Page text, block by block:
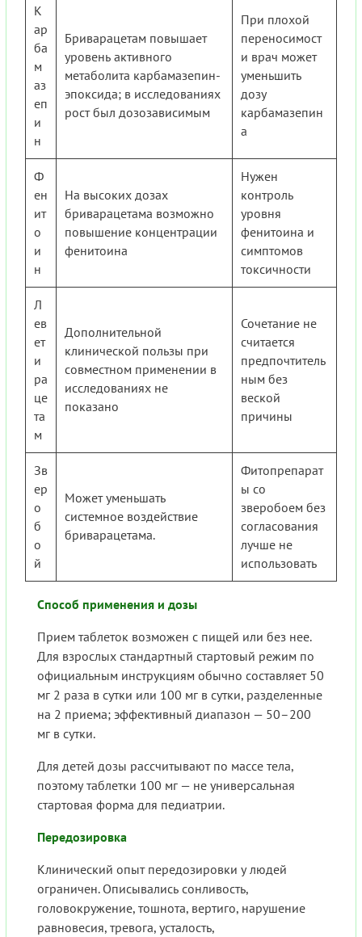
К
ар
ба
м
аз
еп
и
н
Бриварацетам повышает
уровень активного
метаболита карбамазепин-
эпоксида; в исследованиях
рост был дозозависимым
При плохой
переносимост
и врач может
уменьшить
дозу
карбамазепин
а
Ф
ен
ит
о
и
н
На высоких дозах
бриварацетама возможно
повышение концентрации
фенитоина
Нужен
контроль
уровня
фенитоина и
симптомов
токсичности
Л
ев
ет
и
ра
це
та
м
Дополнительной
клинической пользы при
совместном применении в
исследованиях не
показано
Сочетание не
считается
предпочтитель
ным без
веской
причины
Зв
ер
о
б
о
й
Может уменьшать
системное воздействие
бриварацетама.
Фитопрепарат
ы со
зверобоем без
согласования
лучше не
использовать
Способ применения и дозы
Прием таблеток возможен с пищей или без нее.
Для взрослых стандартный стартовый режим по
официальным инструкциям обычно составляет 50
мг 2 раза в сутки или 100 мг в сутки, разделенные
на 2 приема; эффективный диапазон — 50–200
мг в сутки.
Для детей дозы рассчитывают по массе тела,
поэтому таблетки 100 мг — не универсальная
стартовая форма для педиатрии.
Передозировка
Клинический опыт передозировки у людей
ограничен. Описывались сонливость,
головокружение, тошнота, вертиго, нарушение
равновесия, тревога, усталость,